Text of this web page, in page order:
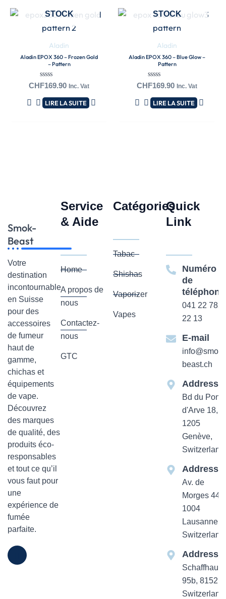
STOCK
Aladin
Aladin EPOX 360 – Frozen Gold
– Pattern
Note
sur
5
CHF169.90 Inc. Vat
LIRE LA SUITE
STOCK
Aladin
Aladin EPOX 360 – Blue Glow –
Pattern
Note
sur
5
CHF169.90 Inc. Vat
LIRE LA SUITE
Smok-
Beast
Votre
destination
incontournable
en Suisse
pour des
accessoires
de fumeur
haut de
gamme,
chichas et
équipements
de vape.
Découvrez
des marques
de qualité, des
produits éco-
responsables
et tout ce qu’il
vous faut pour
une
expérience de
fumée
parfaite.
Service
& Aide
Home
A propos de
nous
Contactez-
nous
GTC
Catégories
Tabac
Shishas
Vaporizer
Vapes
Quick
Link
Numéro
de
téléphone
041 22 782
22 13
E-mail
info@smok-
beast.ch
Addresse
Bd du Pont-
d'Arve 18,
1205
Genève,
Switzerland
Addresse
Av. de
Morges 44
1004
Lausanne,
Switzerland
Addresse
95b, 8152
Switzerland